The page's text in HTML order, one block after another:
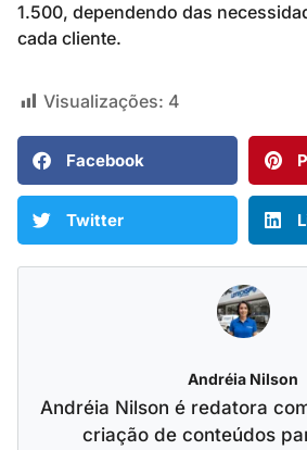
1.500, dependendo das
cada cliente.
Visualizações: 4
Facebook
Twitter
Andréia Nilson
Andréia Nilson é redatora
criação de conteúdos